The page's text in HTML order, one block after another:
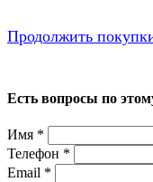
Продолжить
Есть вопросы по
Имя *
Телефон *
Email *